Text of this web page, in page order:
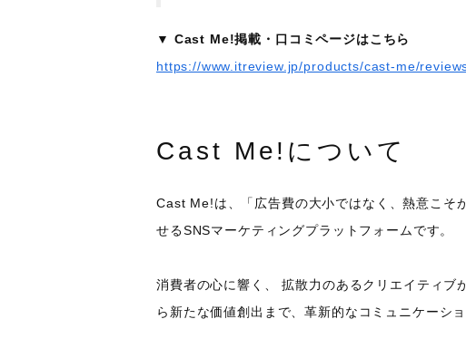
▼ Cast Me!掲載・口コミページはこちら
https://www.itreview.jp/products/cast-me/
Cast Me!について
Cast Me!は、「広告費の大小ではなく、熱意こそ
せるSNSマーケティングプラットフォームです。
消費者の心に響く、 拡散力のあるクリエイティブ
ら新たな価値創出まで、革新的なコミュニケーシ